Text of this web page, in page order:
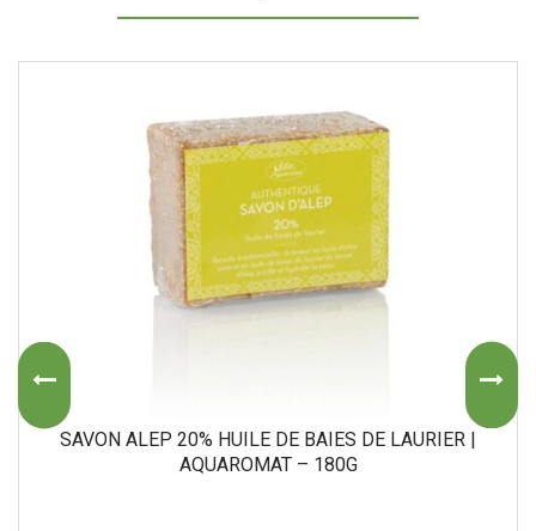
SAVON ALEP 20% HUILE DE BAIES DE LAURIER |
AQUAROMAT – 180G